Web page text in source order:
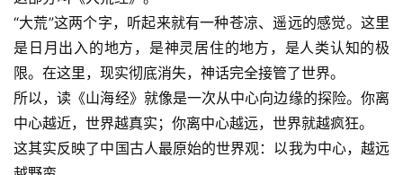
“大荒”这两个字，听起来就有一种苍凉、遥远的感觉。这里
是日月出入的地方，是神灵居住的地方，是人类认知的极
限。在这里，现实彻底消失，神话完全接管了世界。
所以，读《山海经》就像是一次从中心向边缘的探险。你离
中心越近，世界越真实；你离中心越远，世界就越疯狂。
这其实反映了中国古人最原始的世界观：以我为中心，越远